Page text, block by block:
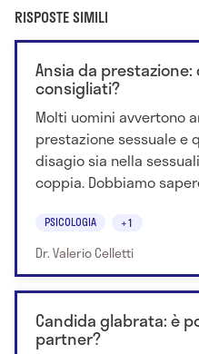
RISPOSTE SIMILI
Ansia da
consigliati?
Molti uomini avvertono
prestazione sessuale e
disagio sia nella
coppia. Dobbiamo
PSICOLOGIA +1
Dr. Valerio Celletti
Candida glabrata: è
partner?